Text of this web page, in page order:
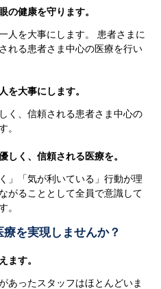
の健康を守ります。
人を大事にします。 患者さまに
れる患者さま中心の医療を行い
を大事にします。
く、信頼される患者さま中心の
。
しく、信頼される医療を。
」「気が利いている」行動が理
がることとして全員で意識して
。
を実現しませんか？
ます。
あったスタッフはほとんどいま